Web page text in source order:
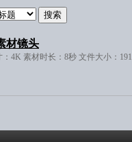
材镜头
：4K 素材时长：8秒 文件大小：